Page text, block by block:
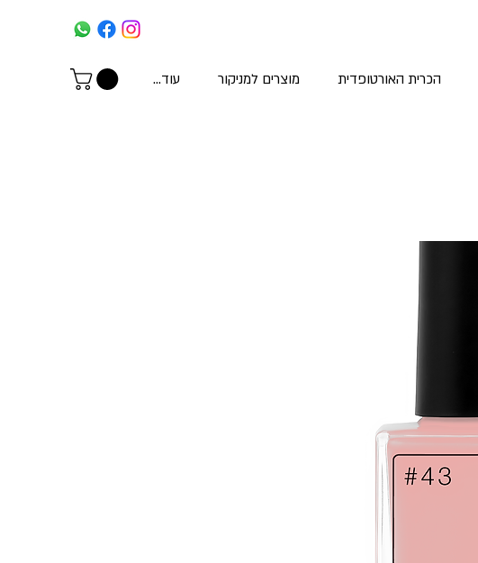
הכרית האורטופדית מוצרים למניקור עוד...